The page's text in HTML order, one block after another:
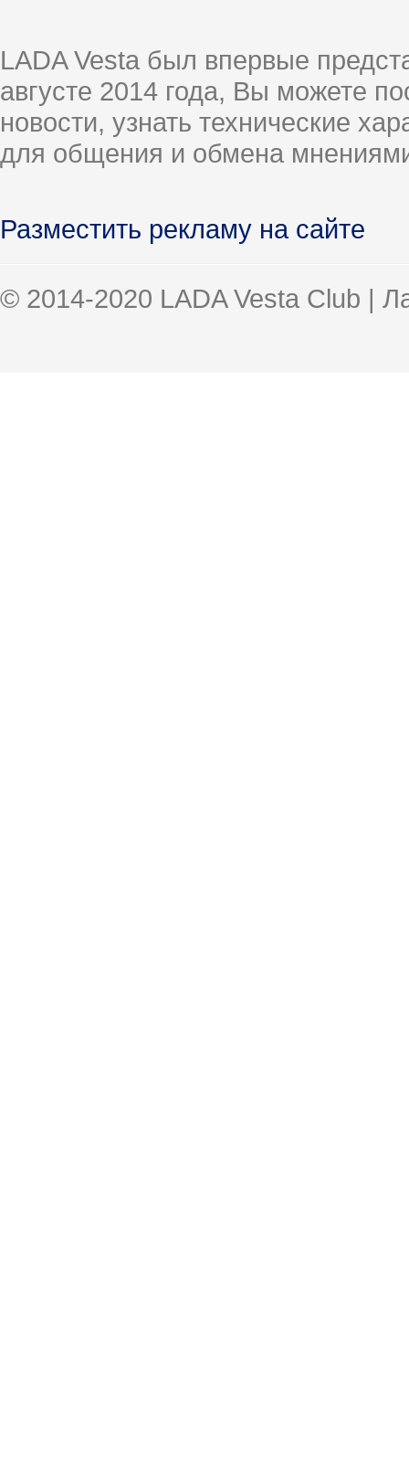
LADA Vesta был впервые
августе 2014 года, Вы можете
новости, узнать технические
для общения и обмена
Разместить рекламу на сайте
© 2014-2020 LADA Vesta Club |